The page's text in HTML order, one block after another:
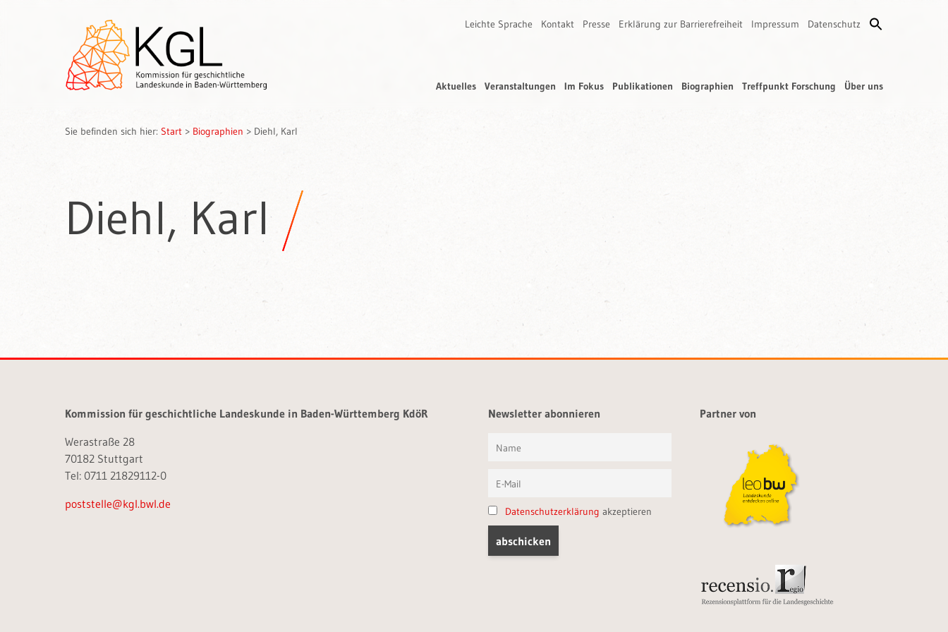
Leichte Sprache Kontakt Presse Erklärung zur Barrierefreiheit Impressum Datenschutz
Aktuelles Veranstaltungen Im Fokus Publikationen Biographien Treffpunkt Forschung Über uns
Sie befinden sich hier: Start > Biographien > Diehl, Karl
Diehl, Karl
Kommission für geschichtliche Landeskunde in Baden-Württemberg KdöR
Werastraße 28
70182 Stuttgart
Tel: 0711 21829112-0
poststelle@kgl.bwl.de
Newsletter abonnieren
Datenschutzerklärung akzeptieren
Partner von